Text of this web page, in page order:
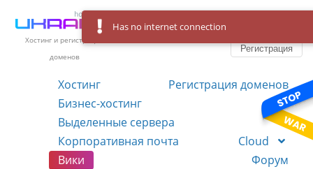
Хостинг и регистрация
доменов
Регистрация
Хостинг
Регистрация доменов
Бизнес-хостинг
VPS
Выделенные сервера
Корпоративная почта
Cloud
Вики
Форум
Has no internet connection